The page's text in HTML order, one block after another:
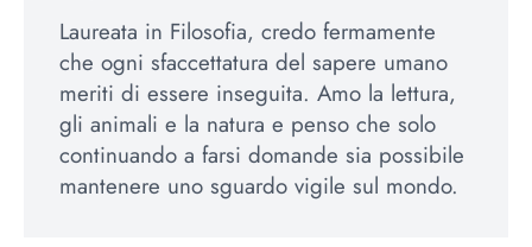
Laureata in Filosofia, credo fermamente
che ogni sfaccettatura del sapere umano
meriti di essere inseguita. Amo la lettura,
gli animali e la natura e penso che solo
continuando a farsi domande sia possibile
mantenere uno sguardo vigile sul mondo.